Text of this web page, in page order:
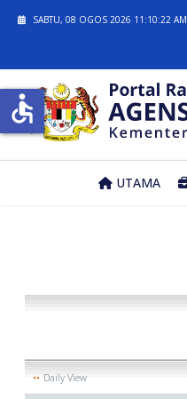
SABTU, 08 OGOS 2026 11:10:23 AM
UTAMA
Daily View
accessible